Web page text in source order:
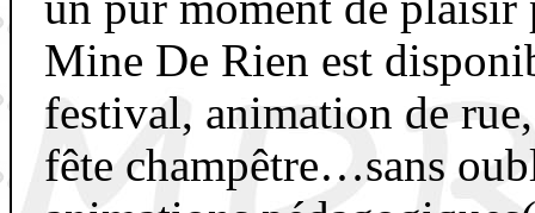
Mine De Rien est
festival, animation de
fête champêtre…sans